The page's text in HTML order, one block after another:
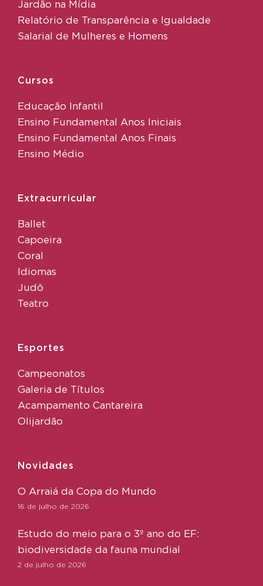
Jardão na Mídia
Relatório de Transparência e Igualdade
Salarial de Mulheres e Homens
Cursos
Educação Infantil
Ensino Fundamental Anos Iniciais
Ensino Fundamental Anos Finais
Ensino Médio
Extracurricular
Ballet
Capoeira
Coral
Idiomas
Judô
Teatro
Esportes
Campeonatos
Galeria de Títulos
Acampamento Cantareira
Olijardão
Novidades
O Arraiá da Copa do Mundo
16 de julho de 2026
Estudo do meio para o 3º ano do EF:
biodiversidade da fauna mundial
2 de julho de 2026